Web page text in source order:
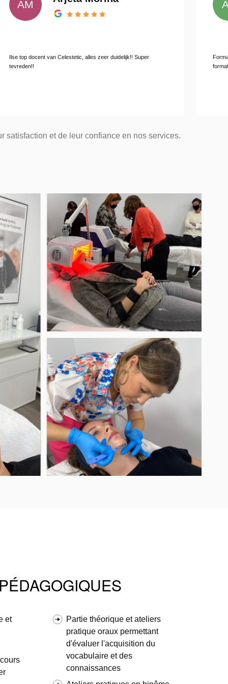
zeer duidelijk!! Super
Formation au top complète et
formatrice également au top cours
satisfaction et de leur confiance en nos services.
et
Partie théorique et ateliers
pratique oraux permettant
d'évaluer l'acquisition du
vocabulaire et des
connaissances